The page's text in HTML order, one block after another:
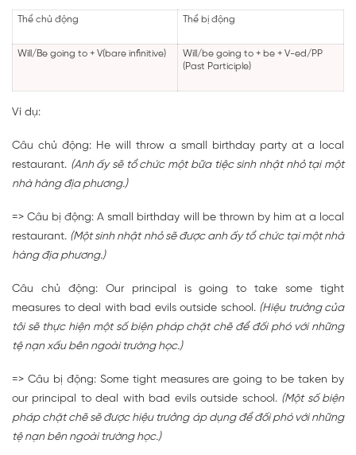
Thể chủ động Thể bị động
Will/Be going to + V(bare infinitive)
Will/be going to + be + V-ed/PP
(Past Participle)
Ví dụ:
Câu chủ động: He will throw a small birthday party at a local
restaurant. (Anh ấy sẽ tổ chức một bữa tiệc sinh nhật nhỏ tại một
nhà hàng địa phương.)
=> Câu bị động: A small birthday will be thrown by him at a local
restaurant. (Một sinh nhật nhỏ sẽ được anh ấy tổ chức tại một nhà
hàng địa phương.)
Câu chủ động: Our principal is going to take some tight
measures to deal with bad evils outside school. (Hiệu trưởng của
tôi sẽ thực hiện một số biện pháp chặt chẽ để đối phó với những
tệ nạn xấu bên ngoài trường học.)
=> Câu bị động: Some tight measures are going to be taken by
our principal to deal with bad evils outside school. (Một số biện
pháp chặt chẽ sẽ được hiệu trưởng áp dụng để đối phó với những
tệ nạn bên ngoài trường học.)